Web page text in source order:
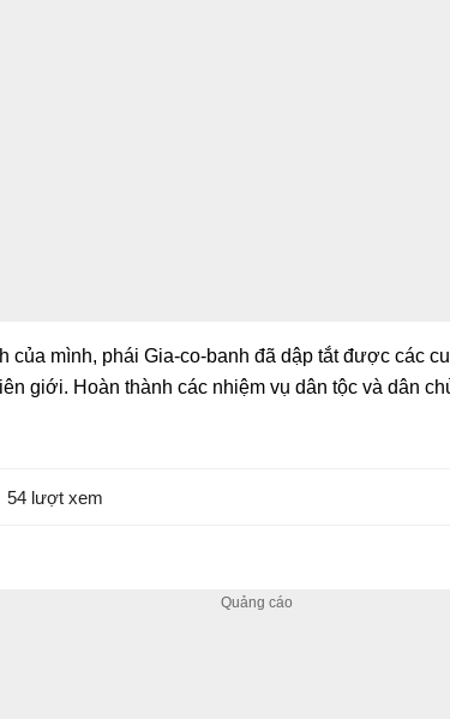
của mình, phái Gia-co-banh đã dập tắt được các
giới. Hoàn thành các nhiệm vụ dân tộc và dân
54 lượt xem